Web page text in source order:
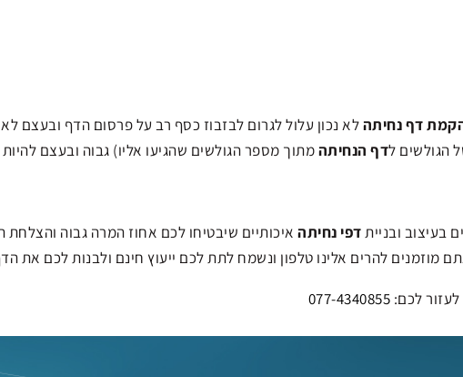
דף נחיתהלא נכון עלול לגרום לבזבוז כסף רב על פרסום הדף ובעצם
הגולשים לדף הנחיתהמתוך מספר הגולשים שהגיעו אליו) גבוה ובעצם
ובנייתדפי נחיתה איכותיים שיבטיחו לכם אחוז המרה גבוה
מוזמנים להרים אלינו טלפון ונשמח לתת לכם ייעוץ חינם ולבנות לכם את
לכם: 077-4340855